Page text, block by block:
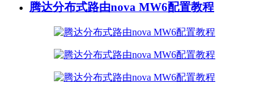
腾达分布式路由nova MW6配置教程